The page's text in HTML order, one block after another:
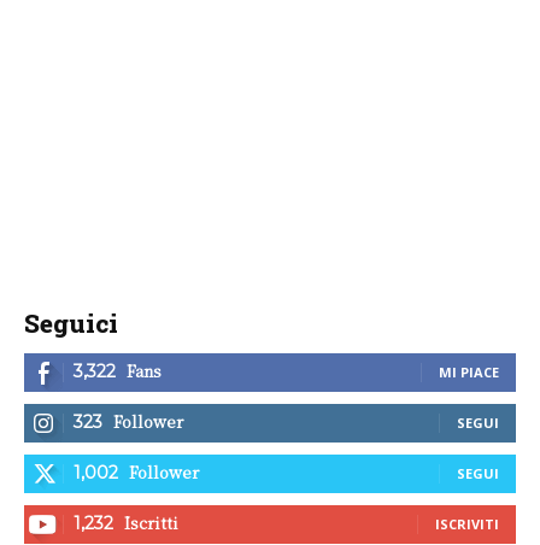
Seguici
3,322 Fans MI PIACE
323 Follower SEGUI
1,002 Follower SEGUI
1,232 Iscritti ISCRIVITI